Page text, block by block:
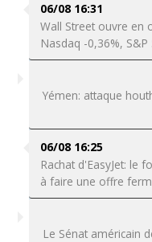
06/08 16:31
Wall Street ouvre en
Nasdaq -0,36%, S&P
Yémen: attaque
06/08 16:25
Rachat d'EasyJet: le
à faire une offre
Le Sénat américain